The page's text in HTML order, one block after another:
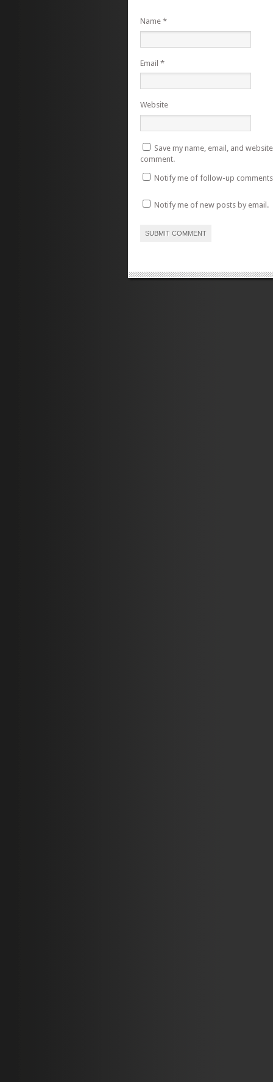
Name *
Email *
Website
Save my name, email, and
comment.
Notify me of follow-up
Notify me of new posts by email.